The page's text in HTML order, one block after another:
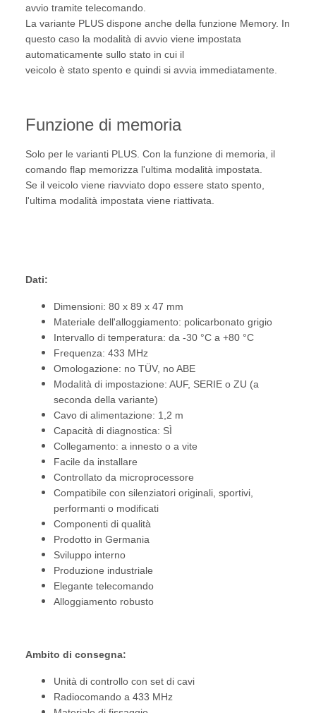
avvio tramite telecomando.
La variante PLUS dispone anche della funzione Memory. In
questo caso la modalità di avvio viene impostata
automaticamente sullo stato in cui il
veicolo è stato spento e quindi si avvia immediatamente.
Funzione di memoria
Solo per le varianti PLUS. Con la funzione di memoria, il
comando flap memorizza l'ultima modalità impostata.
Se il veicolo viene riavviato dopo essere stato spento,
l'ultima modalità impostata viene riattivata.
Dati:
Dimensioni: 80 x 89 x 47 mm
Materiale dell'alloggiamento: policarbonato grigio
Intervallo di temperatura: da -30 °C a +80 °C
Frequenza: 433 MHz
Omologazione: no TÜV, no ABE
Modalità di impostazione: AUF, SERIE o ZU (a
seconda della variante)
Cavo di alimentazione: 1,2 m
Capacità di diagnostica: SÌ
Collegamento: a innesto o a vite
Facile da installare
Controllato da microprocessore
Compatibile con silenziatori originali, sportivi,
performanti o modificati
Componenti di qualità
Prodotto in Germania
Sviluppo interno
Produzione industriale
Elegante telecomando
Alloggiamento robusto
Ambito di consegna:
Unità di controllo con set di cavi
Radiocomando a 433 MHz